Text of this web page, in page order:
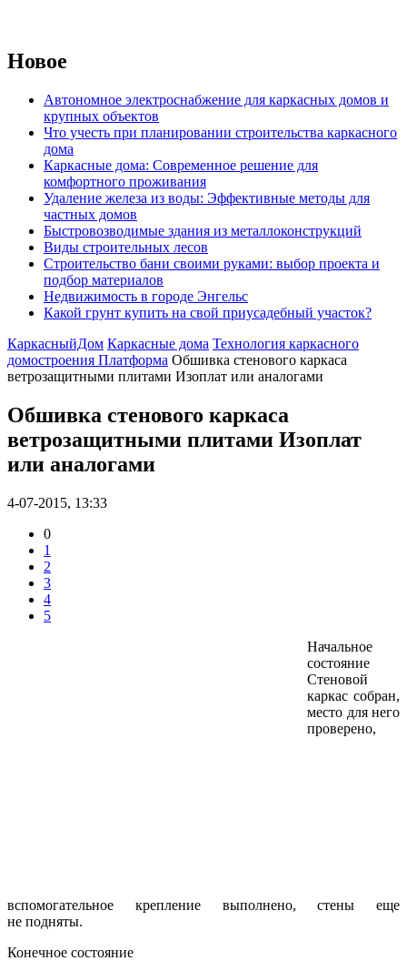
Новое
Автономное электроснабжение для каркасных домов и
крупных объектов
Что учесть при планировании строительства каркасного
дома
Каркасные дома: Современное решение для
комфортного проживания
Удаление железа из воды: Эффективные методы для
частных домов
Быстровозводимые здания из металлоконструкций
Виды строительных лесов
Строительство бани своими руками: выбор проекта и
подбор материалов
Недвижимость в городе Энгельс
Какой грунт купить на свой приусадебный участок?
КаркасныйДом Каркасные дома Технология каркасного
домостроения Платформа Обшивка стенового каркаса
ветрозащитными плитами Изоплат или аналогами
Обшивка стенового каркаса
ветрозащитными плитами Изоплат
или аналогами
4-07-2015, 13:33
0
1
2
3
4
5
Начальное
состояние
Стеновой
каркас собран,
место для него
проверено,
вспомогательное крепление выполнено, стены еще
не подняты.
Конечное состояние